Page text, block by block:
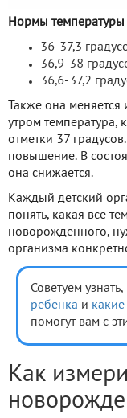
Нормы
36-37,3
36,9-38
36,6-37,2
Также она меняется
утром температура,
отметки 37
повышение. В
она снижается.
Каждый детский
понять, какая все
новорожденного,
организма
Советуем узнать,
ребенка и
помогут вам с
Как